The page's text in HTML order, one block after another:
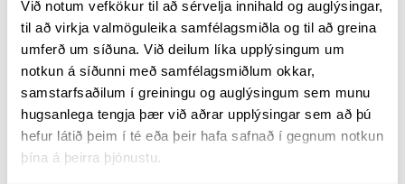
Við notum vefkökur til að sérvelja innihald og auglýsingar,
til að virkja valmöguleika samfélagsmiðla og til að greina
umferð um síðuna. Við deilum líka upplýsingum um
notkun á síðunni með samfélagsmiðlum okkar,
samstarfsaðilum í greiningu og auglýsingum sem munu
hugsanlega tengja þær við aðrar upplýsingar sem að þú
hefur látið þeim í té eða þeir hafa safnað í gegnum notkun
þína á þeirra þjónustu.
og eru þeir braut til orkuskipta. Það er afar
ánægjulegt að Landsnet skuli hafa flýtt
þessu verkefni og ætli að klára það árið
2025.“
Guðmundur Ingi Ásmundssonforstjóri
Landsnets segir að nú þegar hafi verið
ákveðið að flýta lagningu á nýju